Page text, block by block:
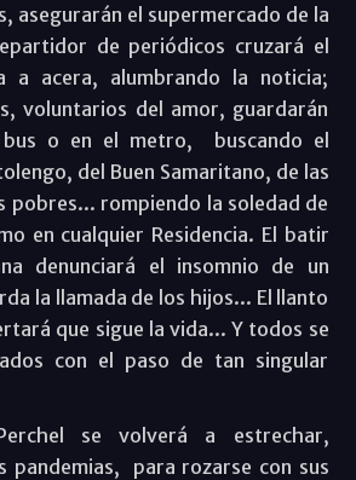
asegurarán el supermercado de la
de periódicos cruzará el
a acera, alumbrando la noticia;
voluntarios del amor, guardarán
o en el metro,
buscando el
del Buen Samaritano, de las
pobres... rompiendo la soledad de
en cualquier Residencia. El batir
denunciará el insomnio de un
la llamada de los hijos... El llanto
que sigue la vida... Y todos se
con el paso de tan singular
se volverá a estrechar,
pandemias,
para rozarse con sus